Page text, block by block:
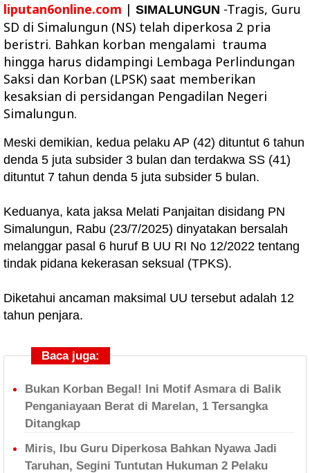
liputan6online.com | SIMALUNGUN -Tragis, Guru
SD di Simalungun (NS) telah diperkosa 2 pria
beristri. Bahkan korban mengalami trauma
hingga harus didampingi Lembaga Perlindungan
Saksi dan Korban (LPSK) saat memberikan
kesaksian di persidangan Pengadilan Negeri
Simalungun.
Meski demikian, kedua pelaku AP (42) dituntut 6 tahun
denda 5 juta subsider 3 bulan dan terdakwa SS (41)
dituntut 7 tahun denda 5 juta subsider 5 bulan.
Keduanya, kata jaksa Melati Panjaitan disidang PN
Simalungun, Rabu (23/7/2025) dinyatakan bersalah
melanggar pasal 6 huruf B UU RI No 12/2022 tentang
tindak pidana kekerasan seksual (TPKS).
Diketahui ancaman maksimal UU tersebut adalah 12
tahun penjara.
Baca juga:
Bukan Korban Begal! Ini Motif Asmara di Balik
Penganiayaan Berat di Marelan, 1 Tersangka
Ditangkap
Miris, Ibu Guru Diperkosa Bahkan Nyawa Jadi
Taruhan, Segini Tuntutan Hukuman 2 Pelaku